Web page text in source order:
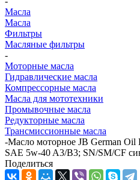
Масла
Масла
Фильтры
Масляные фильтры
-
Моторные масла
Гидравлические масла
Компрессорные масла
Масла для мототехники
Промывочные масла
Редукторные масла
Трансмиссионные масла
-Масло моторное JB German
SAE 5w-40 A3/B3; SN/SM/CF
Поделиться